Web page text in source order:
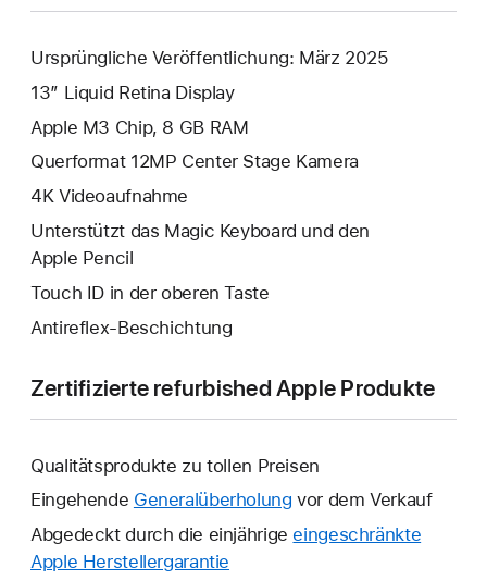
Ursprüngliche Veröffentlichung: März 2025
13” Liquid Retina Display
Apple M3 Chip, 8 GB RAM
Querformat 12MP Center Stage Kamera
4K Video­aufnahme
Unterstützt das Magic Keyboard und den
Apple Pencil
Touch ID in der oberen Taste
Antireflex-Beschichtung
Zertifizierte refurbished Apple Produkte
Qualitätsprodukte zu tollen Preisen
Eingehende Generalüberholung vor dem Verkauf
Abgedeckt durch die einjährige eingeschränkte
Apple Herstellergarantie